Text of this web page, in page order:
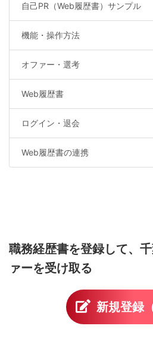
自己PR（Web履歴書）サンプル
機能・操作方法
オファー・選考
Web履歴書
ログイン・退会
Web履歴書の連携
職務経歴書を登録して、
ァーを受け取る
新規登録